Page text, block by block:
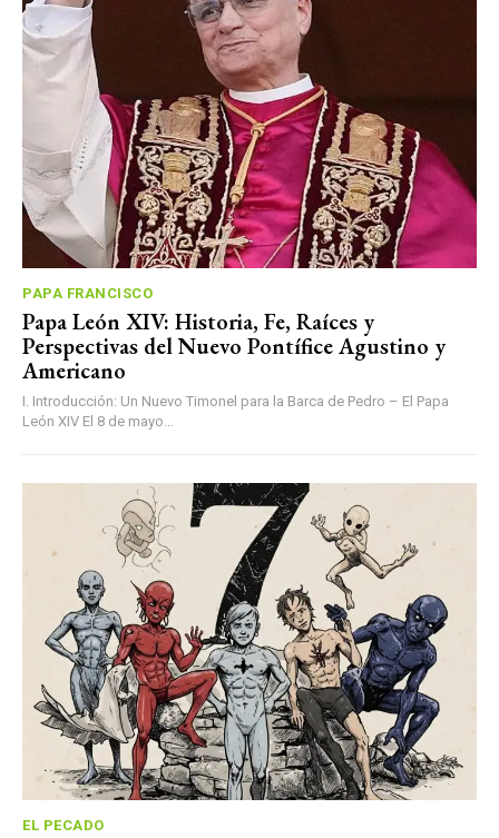
PAPA FRANCISCO
Papa León XIV: Historia, Fe, Raíces y
Perspectivas del Nuevo Pontífice Agustino y
Americano
I. Introducción: Un Nuevo Timonel para la Barca de Pedro – El Papa
León XIV El 8 de mayo...
EL PECADO